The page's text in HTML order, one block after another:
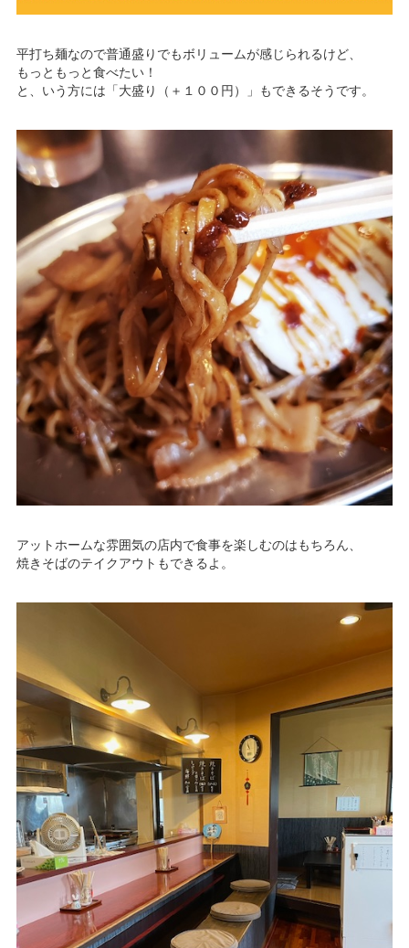
平打ち麺なので普通盛りでもボリュームが感じられるけど、
もっともっと食べたい！
と、いう方には「大盛り（＋１００円）」もできるそうです。
アットホームな雰囲気の店内で食事を楽しむのはもちろん、
焼きそばのテイクアウトもできるよ。